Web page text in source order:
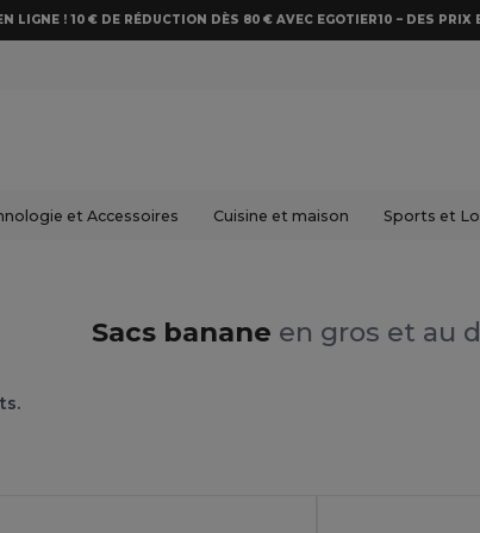
LIGNE ! 10 € DE RÉDUCTION DÈS 80 € AVEC EGOTIER10 – DES PRIX
et Accessoires Cuisine et maison Sports et
Sacs banane en gros et au